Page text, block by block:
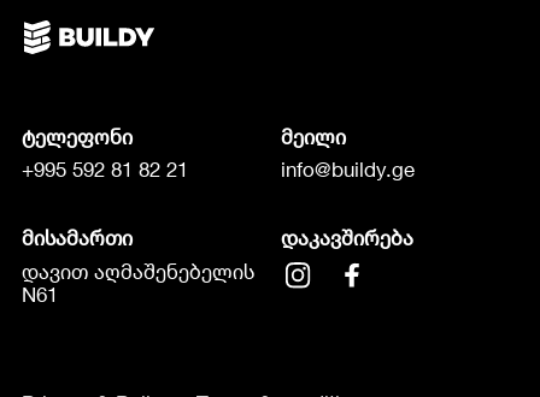
ტელეფონი
+995 592 81 82 21
მეილი
info@buildy.ge
მისამართი
დავით აღმაშენებელის
N61
დაკავშირება